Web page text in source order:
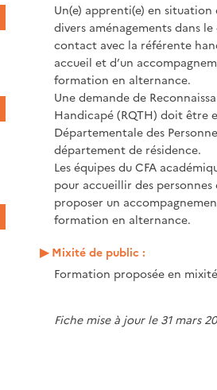
Un(e) apprenti(e) en
divers aménagements dans
contact avec la référente
accueil et d’un
formation en alternance.
Une demande de
Handicapé (RQTH) doit être
Départementale des
département de résidence.
Les équipes du CFA
pour accueillir des
proposer un
formation en alternance.
Mixité de public :
Formation proposée en
Fiche mise à jour le 31 mars